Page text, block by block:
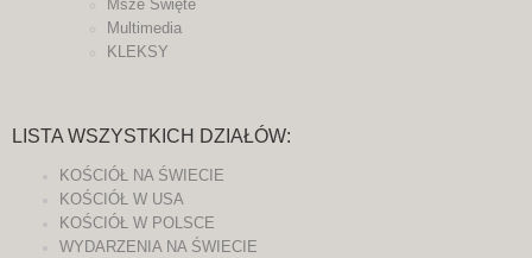
Msze Święte
Multimedia
KLEKSY
LISTA WSZYSTKICH DZIAŁÓW:
KOŚCIÓŁ NA ŚWIECIE
KOŚCIÓŁ W USA
KOŚCIÓŁ W POLSCE
WYDARZENIA NA ŚWIECIE